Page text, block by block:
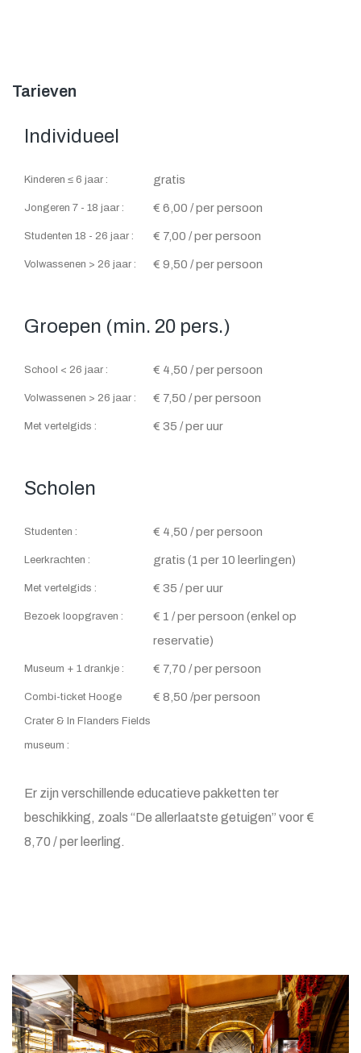
Tarieven
Individueel
Kinderen ≤ 6 jaar : gratis
Jongeren 7 - 18 jaar : € 6,00 / per persoon
Studenten 18 - 26 jaar : € 7,00 / per persoon
Volwassenen > 26 jaar : € 9,50 / per persoon
Groepen (min. 20 pers.)
School < 26 jaar : € 4,50 / per persoon
Volwassenen > 26 jaar : € 7,50 / per persoon
Met vertelgids : € 35 / per uur
Scholen
Studenten : € 4,50 / per persoon
Leerkrachten : gratis (1 per 10 leerlingen)
Met vertelgids : € 35 / per uur
Bezoek loopgraven :
€ 1 / per persoon (enkel op
reservatie)
Museum + 1 drankje : € 7,70 / per persoon
Combi-ticket Hooge
Crater & In Flanders Fields
museum :
€ 8,50 /per persoon
Er zijn verschillende educatieve pakketten ter
beschikking, zoals “De allerlaatste getuigen” voor €
8,70 / per leerling.